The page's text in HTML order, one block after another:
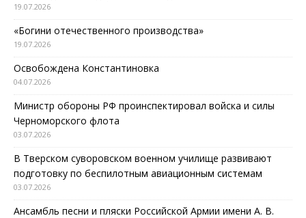
19.07.2026
«Богини отечественного производства»
19.07.2026
Освобождена Константиновка
04.07.2026
Министр обороны РФ проинспектировал войска и силы
Черноморского флота
03.07.2026
В Тверском суворовском военном училище развивают
подготовку по беспилотным авиационным системам
03.07.2026
Ансамбль песни и пляски Российской Армии имени А. В.